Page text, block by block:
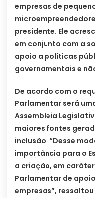
empresas de
presidente. Ele
em conjunto com a
apoio a políticas
governamentais e
De acordo com o
Parlamentar será
Assembleia
maiores fontes
inclusão. “Desse
importância para o
a criação, em
Parlamentar de
empresas”,